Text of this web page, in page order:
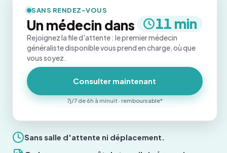
Sans salle d'attente ni déplacement.
SANS RENDEZ-VOUS
Un médecin dans 11 min
Rejoignez la file d'attente : le premier médecin
généraliste disponible vous prend en charge, où que
vous soyez.
Consulter maintenant
7j/7 de 6h à minuit · remboursable*